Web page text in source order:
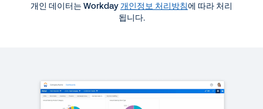
개인 데이터는 Workday개인정보 처리방침에 따라 처리
됩니다.